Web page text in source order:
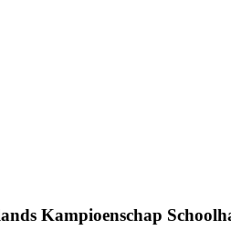
Kampioenschap